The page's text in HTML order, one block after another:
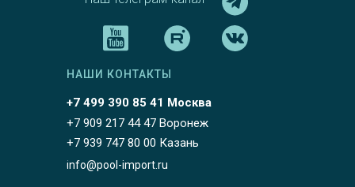
+7 499 390 85 41 Москва
НАШИ КОНТАКТЫ
+7 909 217 44 47 Воронеж
+7 939 747 80 00 Казань
info@pool-import.ru